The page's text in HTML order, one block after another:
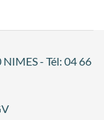
- Tél: 04 66